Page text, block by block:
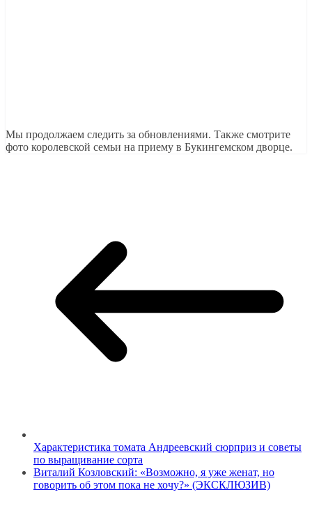
Мы продолжаем следить за обновлениями. Также смотрите
фото королевской семьи на приему в Букингемском дворце.
Характеристика томата Андреевский сюрприз и советы
по выращивание сорта
Виталий Козловский: «Возможно, я уже женат, но
говорить об этом пока не хочу?» (ЭКСКЛЮЗИВ)